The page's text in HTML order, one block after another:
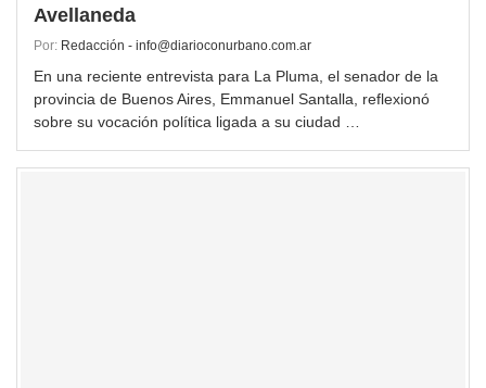
Avellaneda
Por: Redacción - info@diarioconurbano.com.ar
En una reciente entrevista para La Pluma, el senador de la
provincia de Buenos Aires, Emmanuel Santalla, reflexionó
sobre su vocación política ligada a su ciudad …